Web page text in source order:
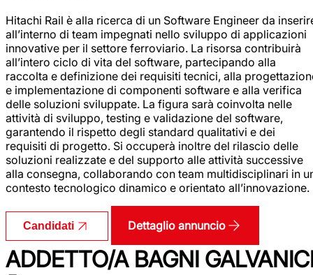
Hitachi Rail è alla ricerca di un Software Engineer da
all’interno di team impegnati nello sviluppo di applicazioni
innovative per il settore ferroviario. La risorsa contribuirà
all’intero ciclo di vita del software, partecipando alla
raccolta e definizione dei requisiti tecnici, alla
e implementazione di componenti software e alla verifica
delle soluzioni sviluppate. La figura sarà coinvolta nelle
attività di sviluppo, testing e validazione del software,
garantendo il rispetto degli standard qualitativi e dei
requisiti di progetto. Si occuperà inoltre del rilascio delle
soluzioni realizzate e del supporto alle attività successive
alla consegna, collaborando con team multidisciplinari in
contesto tecnologico dinamico e orientato all’innovazione.
Candidati Dettaglio annuncio
ADDETTO/A BAGNI